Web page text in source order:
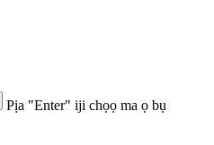
Pịa "Enter" iji chọọ ma ọ bụ